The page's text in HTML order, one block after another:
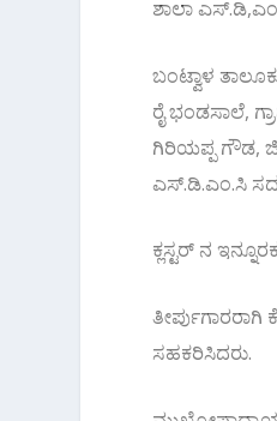
ಶಾಲಾ
ಬಂಟ್ವಾಳ
ರೈ ಭಂಡಸಾಲೆ,
ಗಿರಿಯಪ್ಪ ಗೌಡ,
ಎಸ್.ಡಿ.ಎಂ.ಸಿ
ಕ್ಲಸ್ಟರ್ ನ
ಸಹಕರಿಸಿದರು.